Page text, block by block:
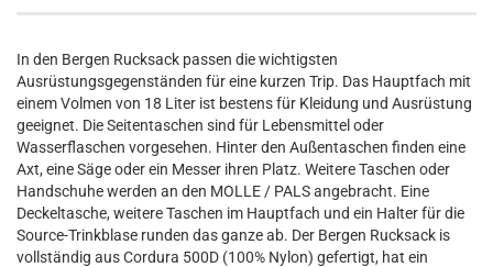
In den Bergen Rucksack passen die wichtigsten
Ausrüstungsgegenständen für eine kurzen Trip. Das Hauptfach mit
einem Volmen von 18 Liter ist bestens für Kleidung und Ausrüstung
geeignet. Die Seitentaschen sind für Lebensmittel oder
Wasserflaschen vorgesehen. Hinter den Außentaschen finden eine
Axt, eine Säge oder ein Messer ihren Platz. Weitere Taschen oder
Handschuhe werden an den MOLLE / PALS angebracht. Eine
Deckeltasche, weitere Taschen im Hauptfach und ein Halter für die
Source-Trinkblase runden das ganze ab. Der Bergen Rucksack is
vollständig aus Cordura 500D (100% Nylon) gefertigt, hat ein